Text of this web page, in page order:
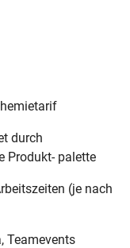
durch
Produkt- palette
(je nach
Teamevents